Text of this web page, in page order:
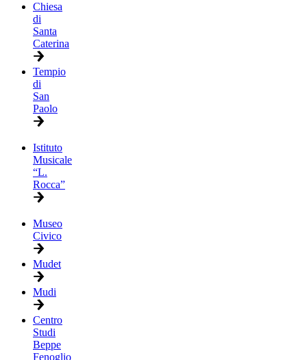
Chiesa
di
Santa
Caterina
Tempio
di
San
Paolo
Istituto
Musicale
“L.
Rocca”
Museo
Civico
Mudet
Mudi
Centro
Studi
Beppe
Fenoglio